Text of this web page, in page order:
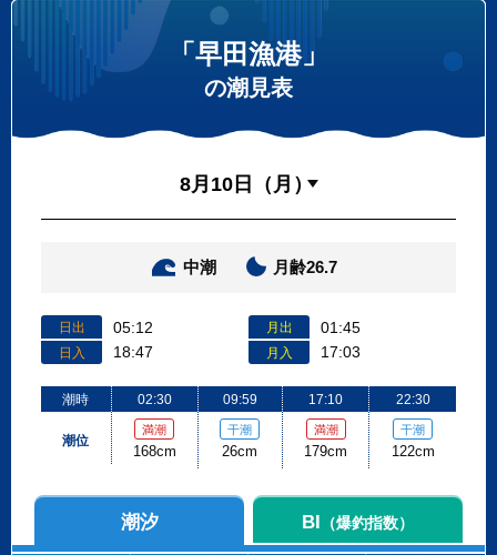
「早田漁港」
の潮見表
中潮 月齢26.7
日出 05:12
日入 18:47
月出 01:45
月入 17:03
潮時
潮位
02:30
満潮
168cm
09:59
干潮
26cm
17:10
満潮
179cm
22:30
干潮
122cm
潮汐 BI （爆釣指数）